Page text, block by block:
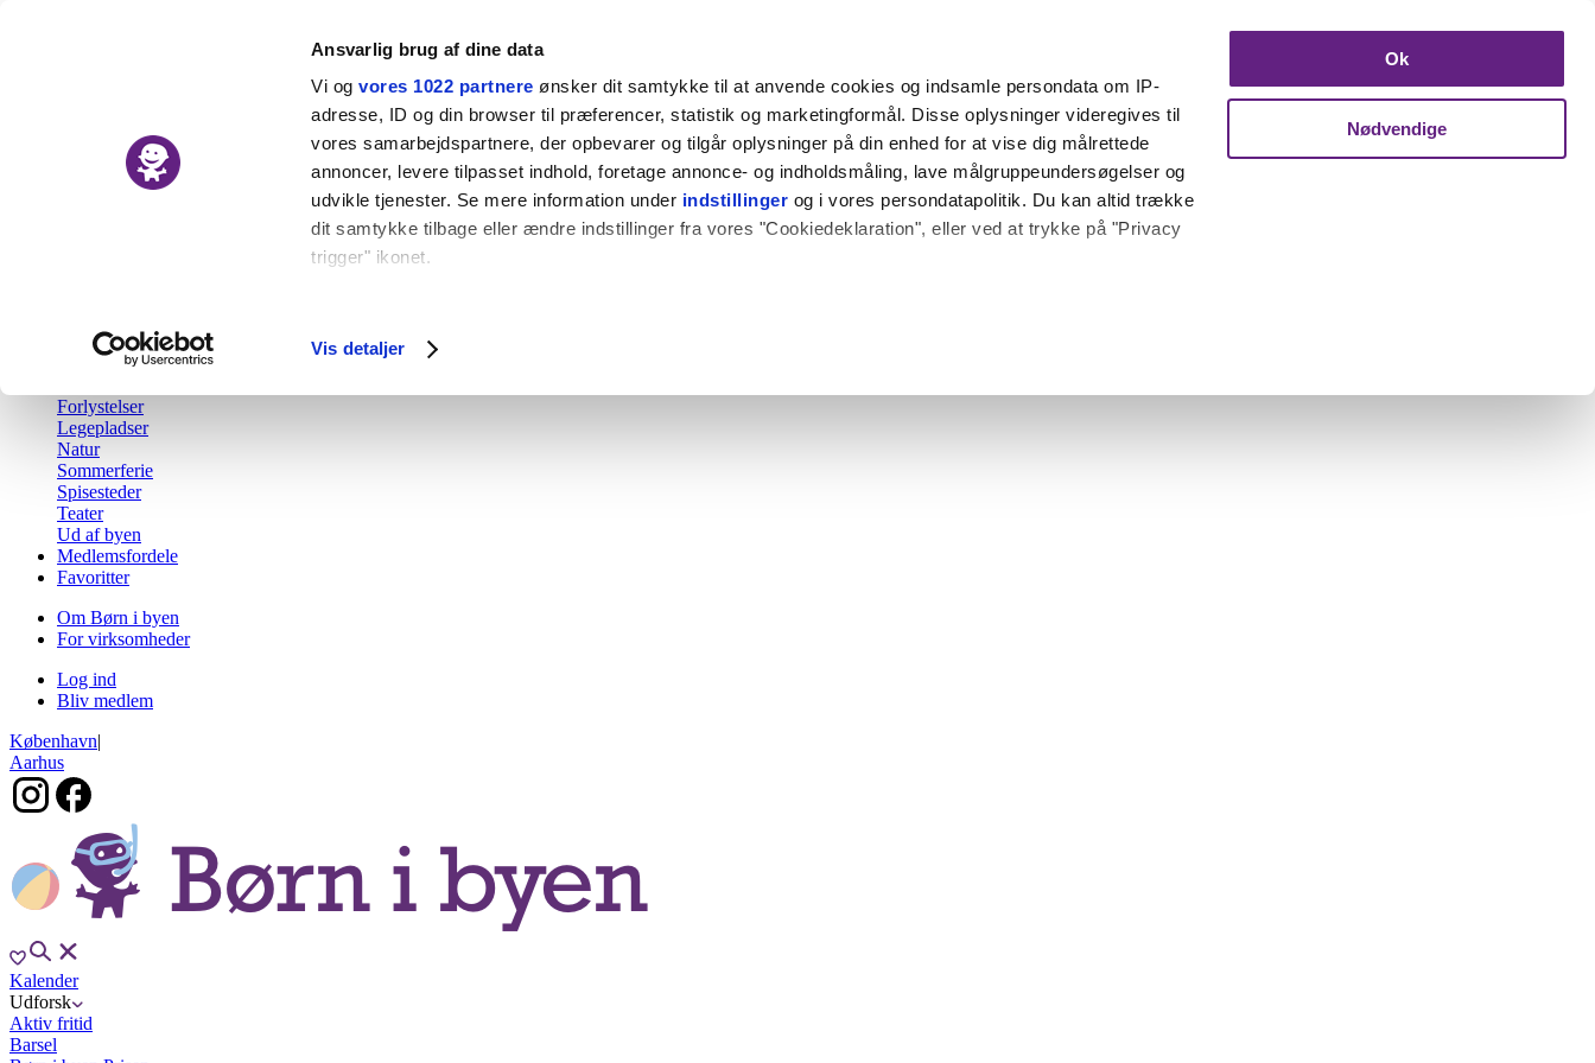
Ansvarlig brug af dine data
Vi ogvores 1022 partnere ønsker dit samtykke til at anvende cookies og indsamle persondata om IP-
adresse, ID og din browser til præferencer, statistik og marketingformål. Disse oplysninger videregives til
vores samarbejdspartnere, der opbevarer og tilgår oplysninger på din enhed for at vise dig målrettede
annoncer, levere tilpasset indhold, foretage annonce- og indholdsmåling, lave målgruppeundersøgelser og
udvikle tjenester. Se mere information under indstillinger og i vores persondatapolitik. Du kan altid trække
dit samtykke tilbage eller ændre indstillinger fra vores "Cookiedeklaration", eller ved at trykke på "Privacy
trigger" ikonet.
Indsamle præcise oplysninger om din placering, der kan være nøjagtig inden for få meter
Vis detaljer
Ok
Nødvendige
Børn i byen Prisen
Børnefødselsdag
Forlystelser
Legepladser
Natur
Sommerferie
Spisesteder
Teater
Ud af byen
Medlemsfordele
Favoritter
Om Børn i byen
For virksomheder
Log ind
Bliv medlem
København|
Aarhus
Kalender
Udforsk
Aktiv fritid
Barsel